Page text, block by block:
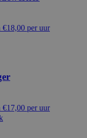
€18,00 per uur
€17,00 per uur